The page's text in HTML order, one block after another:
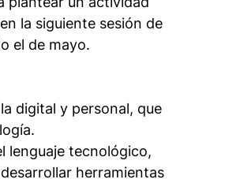
la siguiente sesión de
el de mayo.
digital y personal, que
lenguaje tecnológico,
herramientas